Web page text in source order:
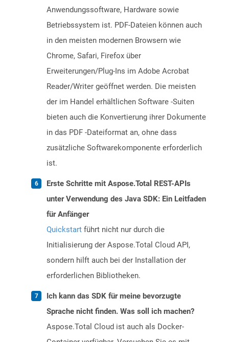
Anwendungssoftware, Hardware sowie
Betriebssystem ist. PDF-Dateien können auch
in den meisten modernen Browsern wie
Chrome, Safari, Firefox über
Erweiterungen/Plug-Ins im Adobe Acrobat
Reader/Writer geöffnet werden. Die meisten
der im Handel erhältlichen Software -Suiten
bieten auch die Konvertierung ihrer Dokumente
in das PDF -Dateiformat an, ohne dass
zusätzliche Softwarekomponente erforderlich
ist.
Erste Schritte mit Aspose.Total REST-APIs
unter Verwendung des Java SDK: Ein Leitfaden
für Anfänger
Quickstart führt nicht nur durch die
Initialisierung der Aspose.Total Cloud API,
sondern hilft auch bei der Installation der
erforderlichen Bibliotheken.
Ich kann das SDK für meine bevorzugte
Sprache nicht finden. Was soll ich machen?
Aspose.Total Cloud ist auch als Docker-